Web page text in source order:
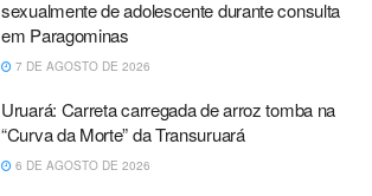
sexualmente de adolescente durante consulta
em Paragominas
7 DE AGOSTO DE 2026
Uruará: Carreta carregada de arroz tomba na
“Curva da Morte” da Transuruará
6 DE AGOSTO DE 2026